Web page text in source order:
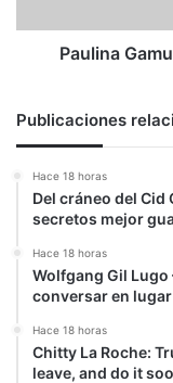
Paulina
Publicaciones
Hace 18 horas
Del cráneo del Cid
secretos mejor
Hace 18 horas
Wolfgang Gil
conversar en
Hace 18 horas
Chitty La Roche:
leave, and do it